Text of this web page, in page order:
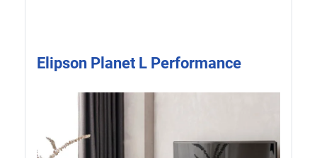
Elipson Planet L Performance